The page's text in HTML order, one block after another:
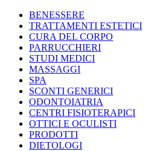
BENESSERE
TRATTAMENTI ESTETICI
CURA DEL CORPO
PARRUCCHIERI
STUDI MEDICI
MASSAGGI
SPA
SCONTI GENERICI
ODONTOIATRIA
CENTRI FISIOTERAPICI
OTTICI E OCULISTI
PRODOTTI
DIETOLOGI